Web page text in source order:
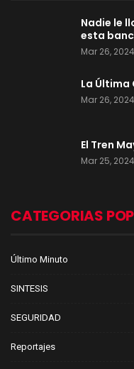
Nadie le
esta
Mar 26, 2024
La Última
Mar 26, 2024
El Tren
Mar 25, 2024
CATEGORIAS
Último Minuto
SINTESIS
SEGURIDAD
Reportajes